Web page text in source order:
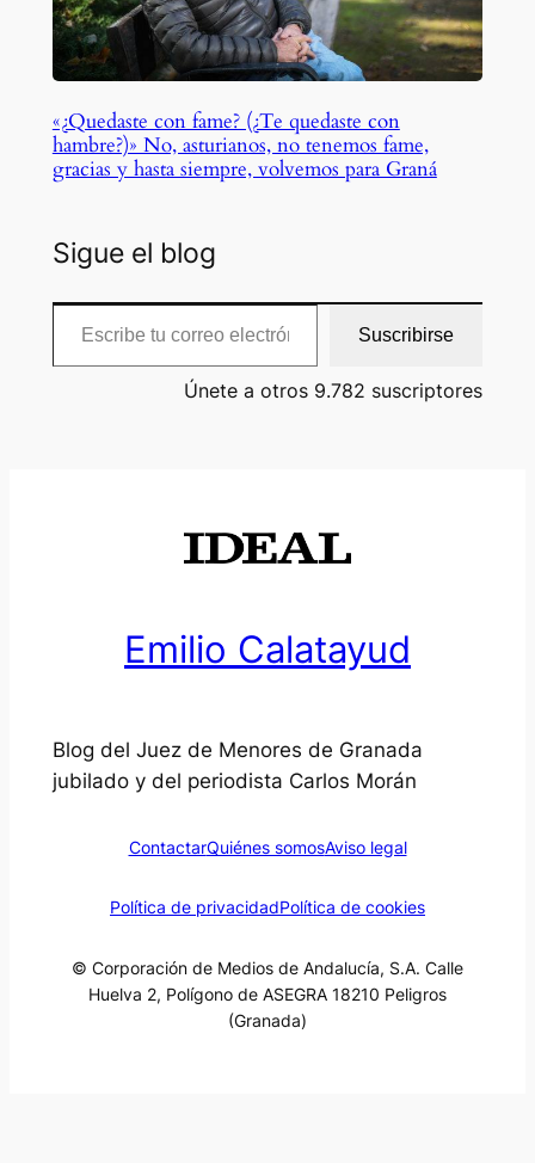
«¿Quedaste con fame? (¿Te quedaste con
hambre?)» No, asturianos, no tenemos fame,
gracias y hasta siempre, volvemos para Graná
Sigue el blog
Escribe tu correo electrónico…
Suscribirse
Únete a otros 9.782 suscriptores
Emilio Calatayud
Blog del Juez de Menores de Granada
jubilado y del periodista Carlos Morán
ContactarQuiénes somosAviso legal
Política de privacidadPolítica de cookies
© Corporación de Medios de Andalucía, S.A. Calle
Huelva 2, Polígono de ASEGRA 18210 Peligros
(Granada)